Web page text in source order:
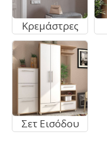
Κρεμάστρες
Σετ Εισόδου